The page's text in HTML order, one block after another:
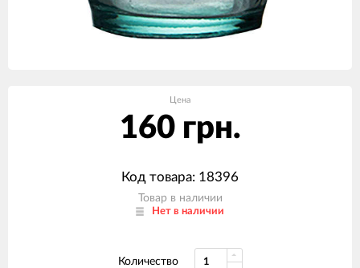
Цена
160 грн.
Код товара: 18396
Товар в наличии
Нет в наличии
Количество